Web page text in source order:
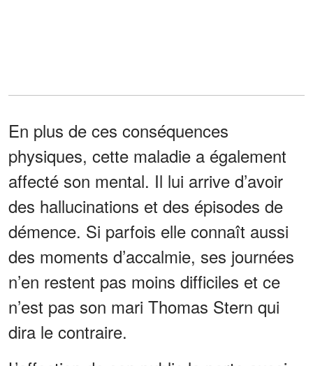
En plus de ces conséquences
physiques, cette maladie a également
affecté son mental. Il lui arrive d’avoir
des hallucinations et des épisodes de
démence. Si parfois elle connaît aussi
des moments d’accalmie, ses journées
n’en restent pas moins difficiles et ce
n’est pas son mari Thomas Stern qui
dira le contraire.